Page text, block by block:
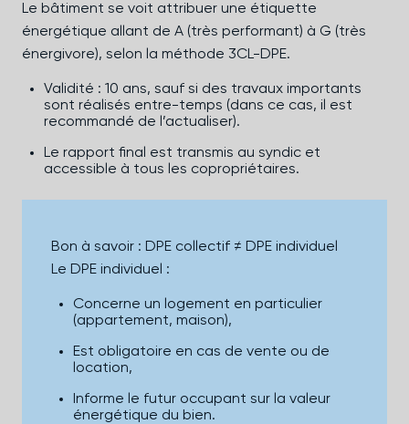
Le bâtiment se voit attribuer une étiquette
énergétique allant de A (très performant) à G (très
énergivore), selon la méthode 3CL-DPE.
Validité : 10 ans, sauf si des travaux importants
sont réalisés entre-temps (dans ce cas, il est
recommandé de l’actualiser).
Le rapport final est transmis au syndic et
accessible à tous les copropriétaires.
Bon à savoir : DPE collectif ≠ DPE individuel
Le DPE individuel :
Concerne un logement en particulier
(appartement, maison),
Est obligatoire en cas de vente ou de
location,
Informe le futur occupant sur la valeur
énergétique du bien.